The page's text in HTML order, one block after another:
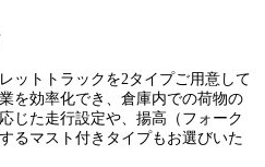
ットトラックを2タイプご用意して
を効率化でき、倉庫内での荷物の
じた走行設定や、揚高（フォーク
るマスト付きタイプもお選びいた